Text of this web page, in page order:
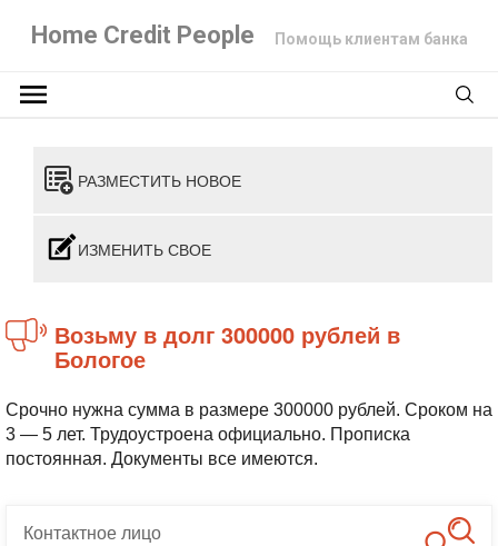
Home Credit People Помощь клиентам банка
РАЗМЕСТИТЬ НОВОЕ
ИЗМЕНИТЬ СВОЕ
Возьму в долг 300000 рублей в
Бологое
Срочно нужна сумма в размере 300000 рублей. Сроком на
3 — 5 лет. Трудоустроена официально. Прописка
постоянная. Документы все имеются.
Контактноелицо